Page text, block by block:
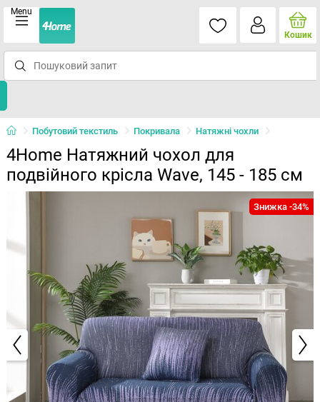
Menu
Кошик
Побутовий текстиль Покривала Натяжні чохли
4Home Натяжний чохол для
подвійного крісла Wave, 145 - 185 см
Знижка -34%